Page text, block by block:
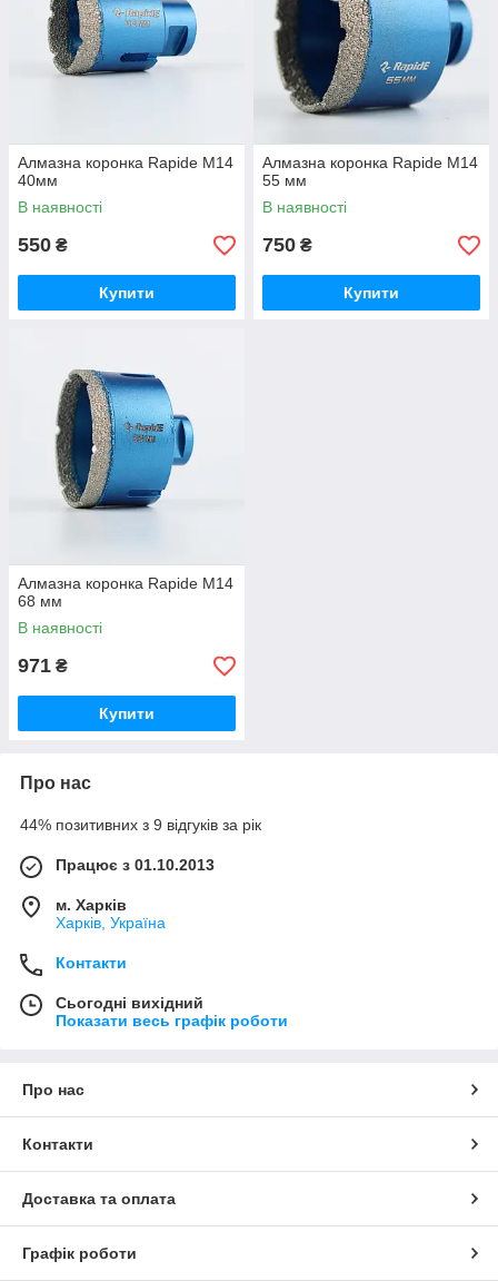
Алмазна коронка Rapide М14
40мм
В наявності
550 ₴
Купити
Алмазна коронка Rapide М14
55 мм
В наявності
750 ₴
Купити
Алмазна коронка Rapide М14
68 мм
В наявності
971 ₴
Купити
Про нас
44% позитивних з 9 відгуків за рік
Працює з 01.10.2013
м. Харків
Харків, Україна
Контакти
Сьогодні вихідний
Показати весь графік роботи
Про нас
Контакти
Доставка та оплата
Графік роботи